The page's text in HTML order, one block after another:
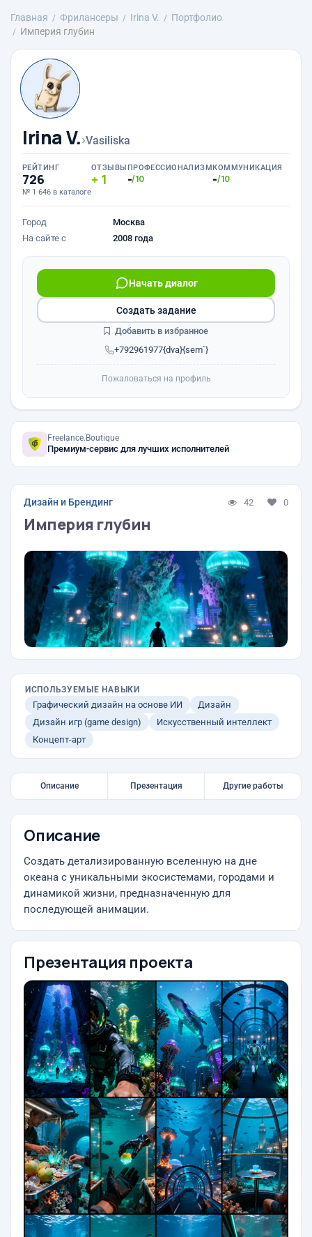
Главная Фрилансеры Irina V.
Портфолио
Империя глубин
Irina V.›Vasiliska
РЕЙТИНГ
726
№ 1 646 в каталоге
ОТЗЫВЫ
1
ПРОФЕССИОНАЛИЗМ
-/10
КОММУНИКАЦИЯ
-/10
Город
Москва
На сайте с
2008 года
+792961977{dva}{sem`}
Начать диалог
Создать задание
Добавить в избранное
Пожаловаться на профиль
Freelance.Boutique
Премиум-сервис для лучших исполнителей
Дизайн и Брендинг 42 0
Империя глубин
ИСПОЛЬЗУЕМЫЕ НАВЫКИ
Графический дизайн на основе ИИ
Дизайн
Дизайн игр (game design)
Искусственный интеллект
Концепт-арт
Описание Презентация Другие работы
Описание
Создать детализированную вселенную на дне
океана с уникальными экосистемами, городами и
динамикой жизни, предназначенную для
последующей анимации.
Презентация проекта